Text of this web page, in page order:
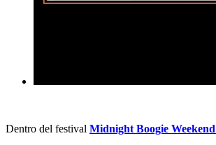
Dentro del festival Midnight Boogie